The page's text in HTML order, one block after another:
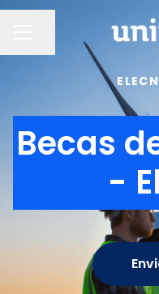
MENÚ DE EMPLEO
Compartir página
Becas
-